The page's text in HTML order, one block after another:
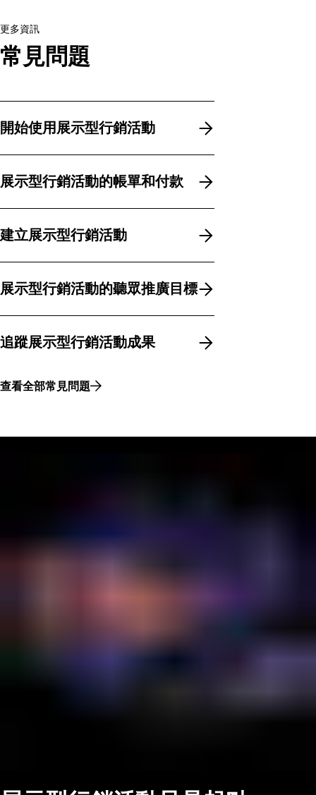
更多資訊
常見問題
開始使用展示型行銷活動
開始使用展示型行銷活動
展示型行銷活動的帳單和付款
展示型行銷活動的帳單和付款
建立展示型行銷活動
建立展示型行銷活動
展示型行銷活動的聽眾推廣目標
展示型行銷活動的聽眾推廣目標
追蹤展示型行銷活動成果
追蹤展示型行銷活動成果
查看全部常見問題